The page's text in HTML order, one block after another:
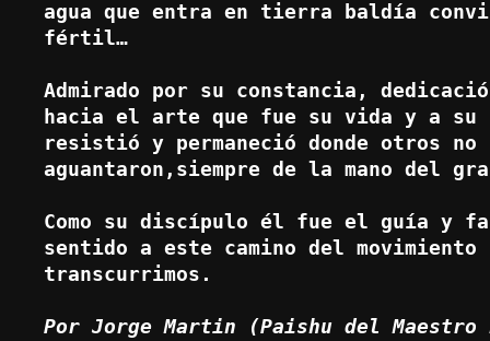
agua que entra en tierra baldía
fértil…
Admirado por su constancia,
hacia el arte que fue su vida y a
resistió y permaneció donde otros no
aguantaron,siempre de la mano del
Como su discípulo él fue el guía y
sentido a este camino del movimiento
transcurrimos.
Por Jorge Martin (Paishu del Maestro